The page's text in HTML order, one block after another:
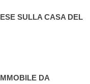
SULLA CASA DEL
DA